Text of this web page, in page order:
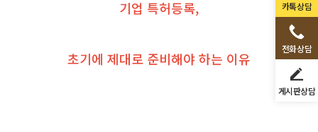
카톡상담
전화상담
게시판상담
기업 특허등록,
초기에 제대로 준비해야 하는 이유